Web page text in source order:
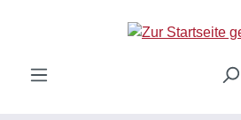
Zum Hauptinhalt springen